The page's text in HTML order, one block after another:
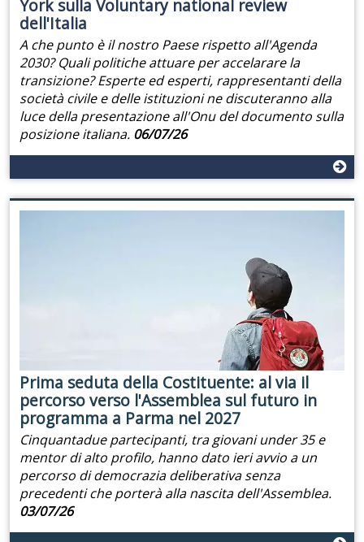
York sulla Voluntary national review
dell'Italia
A che punto è il nostro Paese rispetto all'Agenda
2030? Quali politiche attuare per accelarare la
transizione? Esperte ed esperti, rappresentanti della
società civile e delle istituzioni ne discuteranno alla
luce della presentazione all'Onu del documento sulla
posizione italiana. 06/07/26
Prima seduta della Costituente: al via il
percorso verso l'Assemblea sul futuro in
programma a Parma nel 2027
Cinquantadue partecipanti, tra giovani under 35 e
mentor di alto profilo, hanno dato ieri avvio a un
percorso di democrazia deliberativa senza
precedenti che porterà alla nascita dell'Assemblea.
03/07/26